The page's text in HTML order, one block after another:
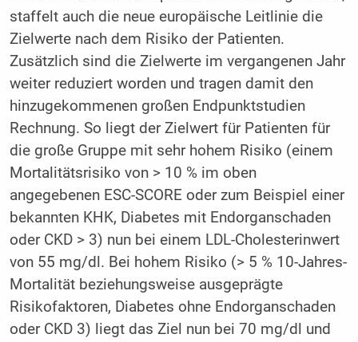
staffelt auch die neue europäische Leitlinie die
Zielwerte nach dem Risiko der Patienten.
Zusätzlich sind die Zielwerte im vergangenen Jahr
weiter reduziert worden und tragen damit den
hinzugekommenen großen Endpunktstudien
Rechnung. So liegt der Zielwert für Patienten für
die große Gruppe mit sehr hohem Risiko (einem
Mortalitätsrisiko von > 10 % im oben
angegebenen ESC-SCORE oder zum Beispiel einer
bekannten KHK, Diabetes mit Endorganschaden
oder CKD > 3) nun bei einem LDL-Cholesterinwert
von 55 mg/dl. Bei hohem Risiko (> 5 % 10-Jahres-
Mortalität beziehungsweise ausgeprägte
Risikofaktoren, Diabetes ohne Endorganschaden
oder CKD 3) liegt das Ziel nun bei 70 mg/dl und